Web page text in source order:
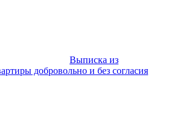
Выписка из
добровольно и без согласия